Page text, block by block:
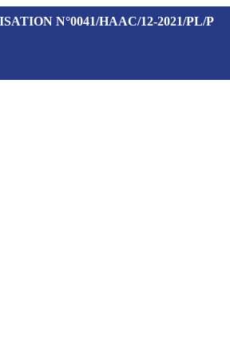
N°0041/HAAC/12-2021/PL/P